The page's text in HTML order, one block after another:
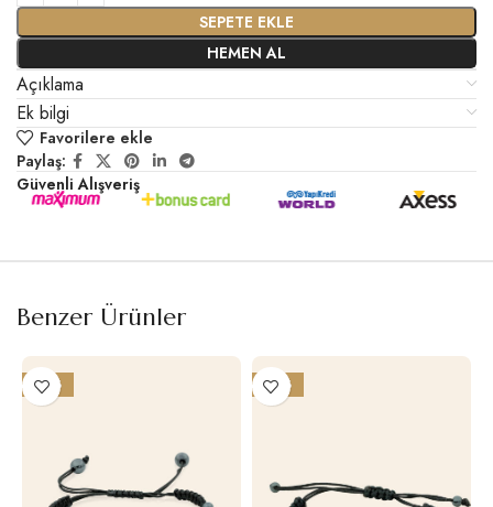
SEPETE EKLE
HEMEN AL
Açıklama
Ek bilgi
Favorilere ekle
Paylaş:
Güvenli Alışveriş
Benzer Ürünler
-25% -25%